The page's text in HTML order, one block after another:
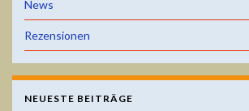
News
Rezensionen
NEUESTE BEITRÄGE